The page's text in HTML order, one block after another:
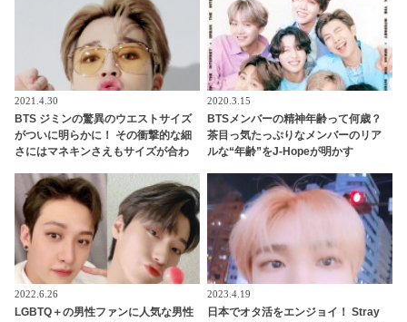
2021.4.30
BTS ジミンの驚異のウエストサイズ
がついに明らかに！ その衝撃的な細
さにはマネキンさえもサイズが合わ
るジミンの衣装に隠されたまさかの
事実にファンは「信じられない…」
と騒然
2020.3.15
BTSメンバーの精神年齢って何歳？
茶目っ気たっぷりなメンバーのリア
ルな“年齢”をJ-Hopeが明かす
2022.6.26
LGBTQ＋の男性ファンに人気な男性
2023.4.19
日本でオタ活をエンジョイ！ Stray